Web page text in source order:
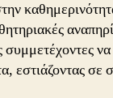
εστιάζοντας σε